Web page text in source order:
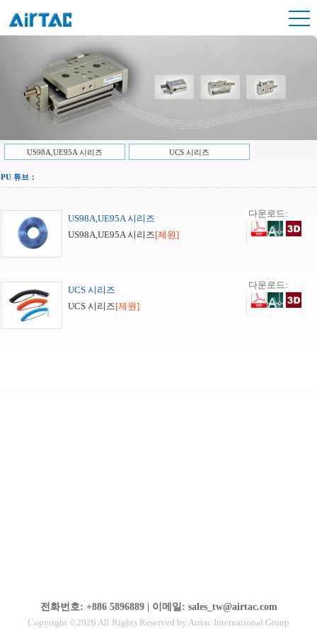
US98A,UE95A 시리즈 UCS 시리즈
PU 튜브：
US98A,UE95A 시리즈
US98A,UE95A 시리즈[제원]
다운로드:
UCS 시리즈
UCS 시리즈[제원]
다운로드:
전화번호: +886 5896889 | 이메일: sales_tw@airtac.com
Copyright ©2026 All Rights Reserved by Airtac International Group